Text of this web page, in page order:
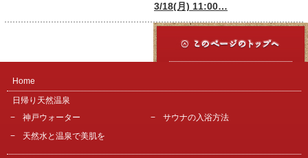
3/18(月) 11:00…
Home
日帰り天然温泉
神戸ウォーター
サウナの入浴方法
天然水と温泉で美肌を